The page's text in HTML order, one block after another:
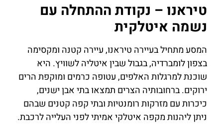
טיראנו – נקודת ההתחלה עם
נשמה איטלקית
המסע מתחיל בעיירה טיראנו, עיירה קטנה ומקסימה
בצפון לומברדיה, בגבול שבין איטליה לשוויץ. היא
שוכנת למרגלות האלפים, עטופה כרמים ומוקפת הרים
ירוקים. ברחובותיה הצרים תמצאו בתי אבן ישנים,
כיכרות עם מזרקות רומנטיות ובתי קפה קטנים שבהם
ניתן ליהנות מקפה איטלקי אמיתי לפני העלייה לרכבת.